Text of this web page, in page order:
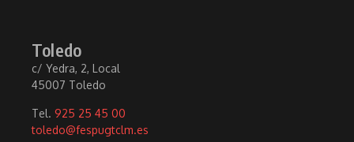
Toledo
c/ Yedra, 2, Local
45007 Toledo
Tel. 925 25 45 00
toledo@fespugtclm.es